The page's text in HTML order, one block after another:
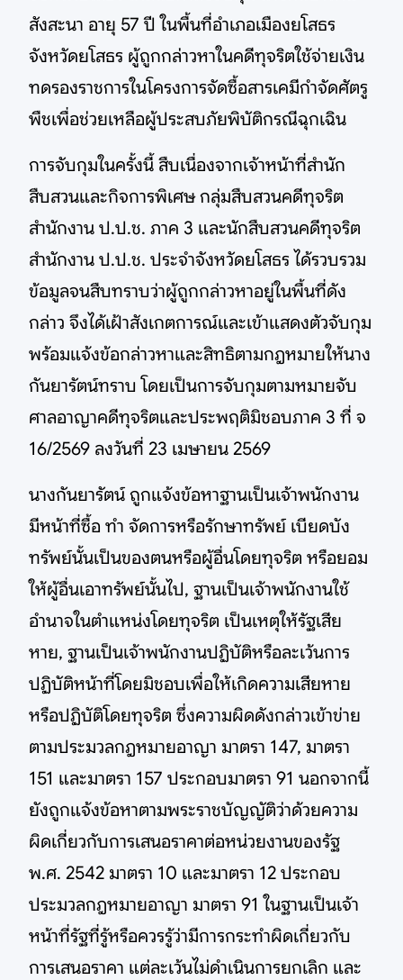
สังสะนา อายุ 57 ปี ในพื้นที่อำเภอเมืองยโสธร
จังหวัดยโสธร ผู้ถูกกล่าวหาในคดีทุจริตใช้จ่ายเงิน
ทดรองราชการในโครงการจัดซื้อสารเคมีกำจัดศัตรู
พืชเพื่อช่วยเหลือผู้ประสบภัยพิบัติกรณีฉุกเฉิน
การจับกุมในครั้งนี้ สืบเนื่องจากเจ้าหน้าที่สำนัก
สืบสวนและกิจการพิเศษ กลุ่มสืบสวนคดีทุจริต
สำนักงาน ป.ป.ช. ภาค 3 และนักสืบสวนคดีทุจริต
สำนักงาน ป.ป.ช. ประจำจังหวัดยโสธร ได้รวบรวม
ข้อมูลจนสืบทราบว่าผู้ถูกกล่าวหาอยู่ในพื้นที่ดัง
กล่าว จึงได้เฝ้าสังเกตการณ์และเข้าแสดงตัวจับกุม
พร้อมแจ้งข้อกล่าวหาและสิทธิตามกฎหมายให้นาง
กันยารัตน์ทราบ โดยเป็นการจับกุมตามหมายจับ
ศาลอาญาคดีทุจริตและประพฤติมิชอบภาค 3 ที่ จ
16/2569 ลงวันที่ 23 เมษายน 2569
นางกันยารัตน์ ถูกแจ้งข้อหาฐานเป็นเจ้าพนักงาน
มีหน้าที่ซื้อ ทำ จัดการหรือรักษาทรัพย์ เบียดบัง
ทรัพย์นั้นเป็นของตนหรือผู้อื่นโดยทุจริต หรือยอม
ให้ผู้อื่นเอาทรัพย์นั้นไป, ฐานเป็นเจ้าพนักงานใช้
อำนาจในตำแหน่งโดยทุจริต เป็นเหตุให้รัฐเสีย
หาย, ฐานเป็นเจ้าพนักงานปฏิบัติหรือละเว้นการ
ปฏิบัติหน้าที่โดยมิชอบเพื่อให้เกิดความเสียหาย
หรือปฏิบัติโดยทุจริต ซึ่งความผิดดังกล่าวเข้าข่าย
ตามประมวลกฎหมายอาญา มาตรา 147, มาตรา
151 และมาตรา 157 ประกอบมาตรา 91 นอกจากนี้
ยังถูกแจ้งข้อหาตามพระราชบัญญัติว่าด้วยความ
ผิดเกี่ยวกับการเสนอราคาต่อหน่วยงานของรัฐ
พ.ศ. 2542 มาตรา 10 และมาตรา 12 ประกอบ
ประมวลกฎหมายอาญา มาตรา 91 ในฐานเป็นเจ้า
หน้าที่รัฐที่รู้หรือควรรู้ว่ามีการกระทำผิดเกี่ยวกับ
การเสนอราคา แต่ละเว้นไม่ดำเนินการยกเลิก และ